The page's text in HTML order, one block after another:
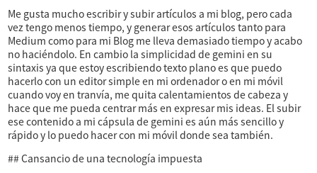
Me gusta mucho escribir y subir artículos a mi blog, pero cada
vez tengo menos tiempo, y generar esos artículos tanto para
Medium como para mi Blog me lleva demasiado tiempo y acabo
no haciéndolo. En cambio la simplicidad de gemini en su
sintaxis ya que estoy escribiendo texto plano es que puedo
hacerlo con un editor simple en mi ordenador o en mi móvil
cuando voy en tranvía, me quita calentamientos de cabeza y
hace que me pueda centrar más en expresar mis ideas. El subir
ese contenido a mi cápsula de gemini es aún más sencillo y
rápido y lo puedo hacer con mi móvil donde sea también.
## Cansancio de una tecnología impuesta